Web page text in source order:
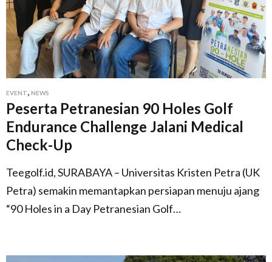
EVENT, NEWS
Peserta Petranesian 90 Holes Golf
Endurance Challenge Jalani Medical
Check-Up
Teegolf.id, SURABAYA – Universitas Kristen Petra (UK
Petra) semakin memantapkan persiapan menuju ajang
“90 Holes in a Day Petranesian Golf…